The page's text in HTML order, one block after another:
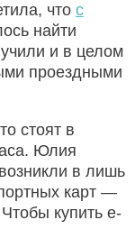
что с
найти
и в целом
проездными
стоят в
Юлия
в лишь
карт —
купить е-